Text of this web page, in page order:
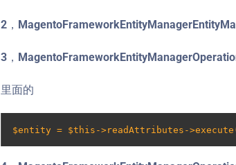
2，
3，
里面的
$entity = $this->readAttributes-